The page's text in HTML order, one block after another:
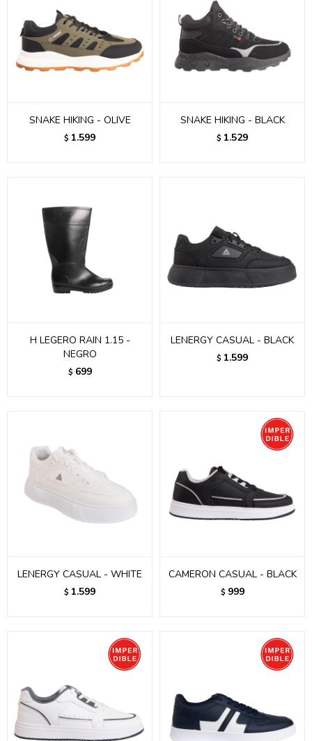
SNAKE HIKING - OLIVE
$ 1.599
SNAKE HIKING - BLACK
$ 1.529
H LEGERO RAIN 1.15 -
NEGRO
$ 699
LENERGY CASUAL - BLACK
$ 1.599
LENERGY CASUAL - WHITE
$ 1.599
CAMERON CASUAL - BLACK
$ 999